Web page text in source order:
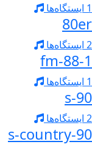
1 ایستگاه‌ها
80er
2 ایستگاه‌ها
88-1-fm
1 ایستگاه‌ها
90-s
2 ایستگاه‌ها
90-s-country